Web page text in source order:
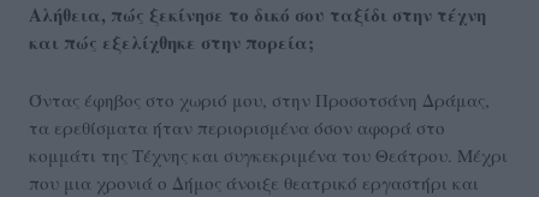
Αλήθεια, πώς ξεκίνησε το δικό σου ταξίδι στην τέχνη
και πώς εξελίχθηκε στην πορεία;
Όντας έφηβος στο χωριό μου, στην Προσοτσάνη Δράμας,
τα ερεθίσματα ήταν περιορισμένα όσον αφορά στο
κομμάτι της Τέχνης και συγκεκριμένα του Θεάτρου. Μέχρι
που μια χρονιά ο Δήμος άνοιξε θεατρικό εργαστήρι και